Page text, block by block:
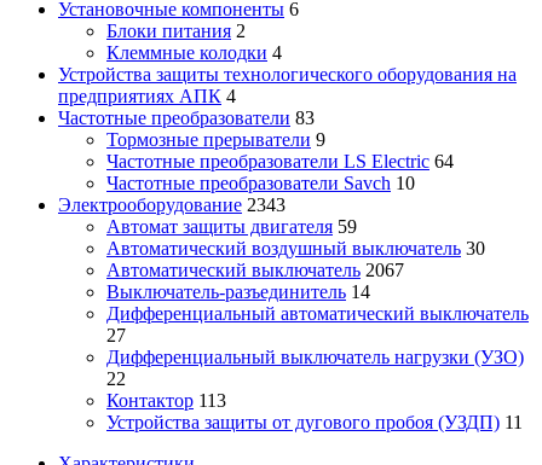
Установочные компоненты 6
Блоки питания 2
Клеммные колодки 4
Устройства защиты технологического оборудования на
предприятиях АПК 4
Частотные преобразователи 83
Тормозные прерыватели 9
Частотные преобразователи LS Electric 64
Частотные преобразователи Savch 10
Электрооборудование 2343
Автомат защиты двигателя 59
Автоматический воздушный выключатель 30
Автоматический выключатель 2067
Выключатель-разъединитель 14
Дифференциальный автоматический выключатель
27
Дифференциальный выключатель нагрузки (УЗО)
22
Контактор 113
Устройства защиты от дугового пробоя (УЗДП) 11